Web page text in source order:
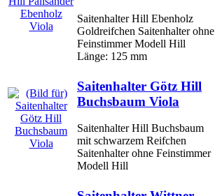
Saitenhalter Hill Ebenholz
Goldreifchen Saitenhalter ohne
Feinstimmer Modell Hill
Länge: 125 mm
Saitenhalter Götz Hill
Buchsbaum Viola
Saitenhalter Hill Buchsbaum
mit schwarzem Reifchen
Saitenhalter ohne Feinstimmer
Modell Hill